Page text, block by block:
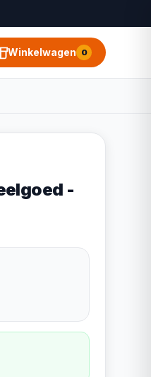
Winkelwagen 0
-